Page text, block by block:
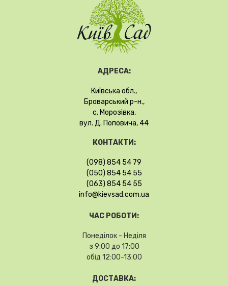
АДРЕСА:
Київська обл.,
Броварський р-н.,
с. Морозівка,
вул. Д. Поповича, 44
КОНТАКТИ:
(098) 854 54 79
(050) 854 54 55
(063) 854 54 55
info@kievsad.com.ua
ЧАС РОБОТИ:
Понеділок - Неділя
з 9:00 до 17:00
обід 12:00-13:00
ДОСТАВКА: